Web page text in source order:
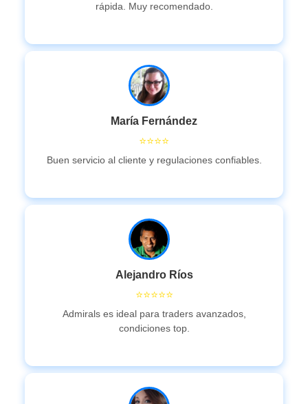
rápida. Muy recomendado.
María Fernández
⭐⭐⭐⭐
Buen servicio al cliente y regulaciones confiables.
Alejandro Ríos
⭐⭐⭐⭐⭐
Admirals es ideal para traders avanzados,
condiciones top.